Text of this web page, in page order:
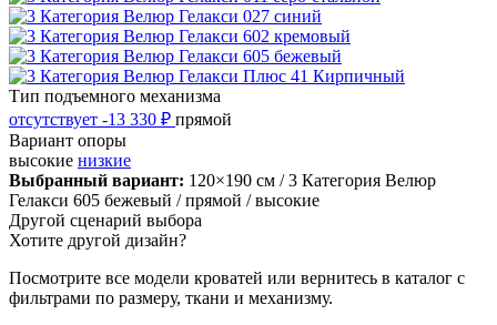
Тип подъемного механизма
отсутствует -13 330 ₽ прямой
Вариант опоры
высокие низкие
Выбранный вариант: 120×190 см / 3 Категория Велюр
Гелакси 605 бежевый / прямой / высокие
Другой сценарий выбора
Хотите другой дизайн?
Посмотрите все модели кроватей или вернитесь в каталог с
фильтрами по размеру, ткани и механизму.